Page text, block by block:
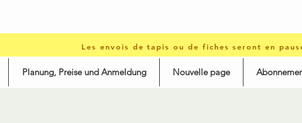
Les envois de tapis ou de fiches seront en
Planung, Preise und Anmeldung Nouvelle page